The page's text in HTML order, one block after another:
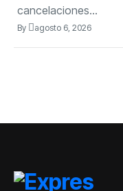
cancelaciones...
By agosto 6, 2026